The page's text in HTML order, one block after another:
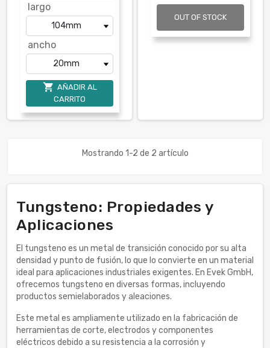
largo
ancho
 AÑADIR AL
CARRITO
OUT OF STOCK
Mostrando 1-2 de 2 artículo
Tungsteno: Propiedades y
Aplicaciones
El tungsteno es un metal de transición conocido por su alta
densidad y punto de fusión, lo que lo convierte en un material
ideal para aplicaciones industriales exigentes. En Evek GmbH,
ofrecemos tungsteno en diversas formas, incluyendo
productos semielaborados y aleaciones.
Este metal es ampliamente utilizado en la fabricación de
herramientas de corte, electrodos y componentes
eléctricos debido a su resistencia a la corrosión y